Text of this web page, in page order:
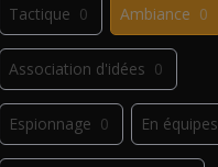
Tactique 0 Ambiance 0
Association d'idées 0
Espionnage 0 En équipes